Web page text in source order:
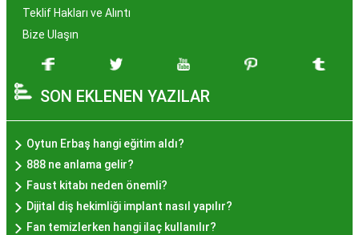
şehir olmasıyla birlikte, geleneksel lezzetlerle de
zenginleşmiştir. Hayır lokması, özel günlerde
hazırlanan ve lezzetiyle damaklarda unutulmaz
izler bırakan bir tatlıdır. İstanbul'da popüler
olmasının arkasında bu eşsiz lezzetin herkesi
cezbetmesi ve geleneksel dokunuşlarla
hazırlanması yatmaktadır.
Hayır Lokması İstanbul'da
Nerede Bulunur?
Teklif Hakları ve Alıntı
Bize Ulaşın
SON EKLENEN YAZILAR
Oytun Erbaş hangi eğitim aldı?
888 ne anlama gelir?
Faust kitabı neden önemli?
Dijital diş hekimliği implant nasıl yapılır?
Fan temizlerken hangi ilaç kullanılır?